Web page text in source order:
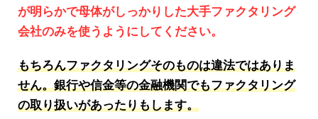
が明らかで母体がしっかりした大手ファクタリング
会社のみを使うようにしてください。
もちろんファクタリングそのものは違法ではありま
せん。銀行や信金等の金融機関でもファクタリング
の取り扱いがあったりもします。